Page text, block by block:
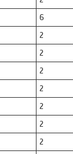
6
2
2
2
2
2
2
2